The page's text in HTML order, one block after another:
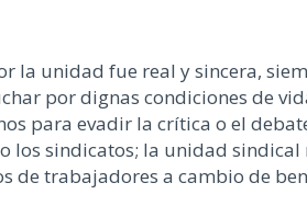
la unidad fue real y sincera,
por dignas condiciones de
para evadir la crítica o el
los sindicatos; la unidad
de trabajadores a cambio de